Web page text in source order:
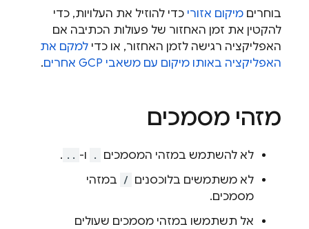
בוחרים מיקום אזורי כדי להוזיל את העלויות, כדי
להקטין את זמן האחזור של פעולות הכתיבה אם
האפליקציה רגישה לזמן האחזור, או כדי למקם את
האפליקציה באותו מיקום עם משאבי GCP אחרים
.
מזהי מסמכים
לא להשתמש במזהי המסמכים . ו- ..
.
לא משתמשים בלוכסנים / במזהי
מסמכים.
אל תשתמשו במזהי מסמכים שעולים